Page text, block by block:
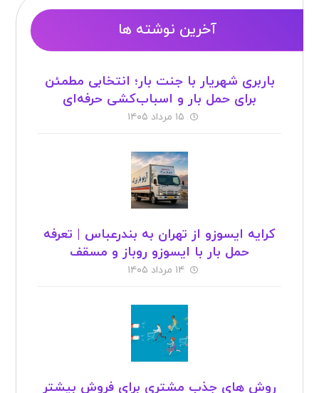
آخرین نوشته ها
باربری شهریار با جنت بار؛ انتخابی مطمئن
برای حمل بار و اسباب‌کشی حرفه‌ای
۱۵ مرداد ۱۴۰۵
کرایه ایسوزو از تهران به بندرعباس | تعرفه
حمل بار با ایسوزو روباز و مسقف
۱۴ مرداد ۱۴۰۵